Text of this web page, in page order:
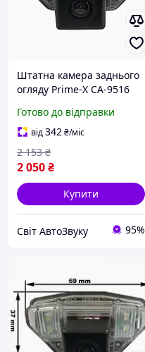
Штатна камера заднього
огляду Prime-X CA-9516
Готово до відправки
від342₴/міс
2 050₴
2 153 ₴
Купити
Світ АвтоЗвуку 95%